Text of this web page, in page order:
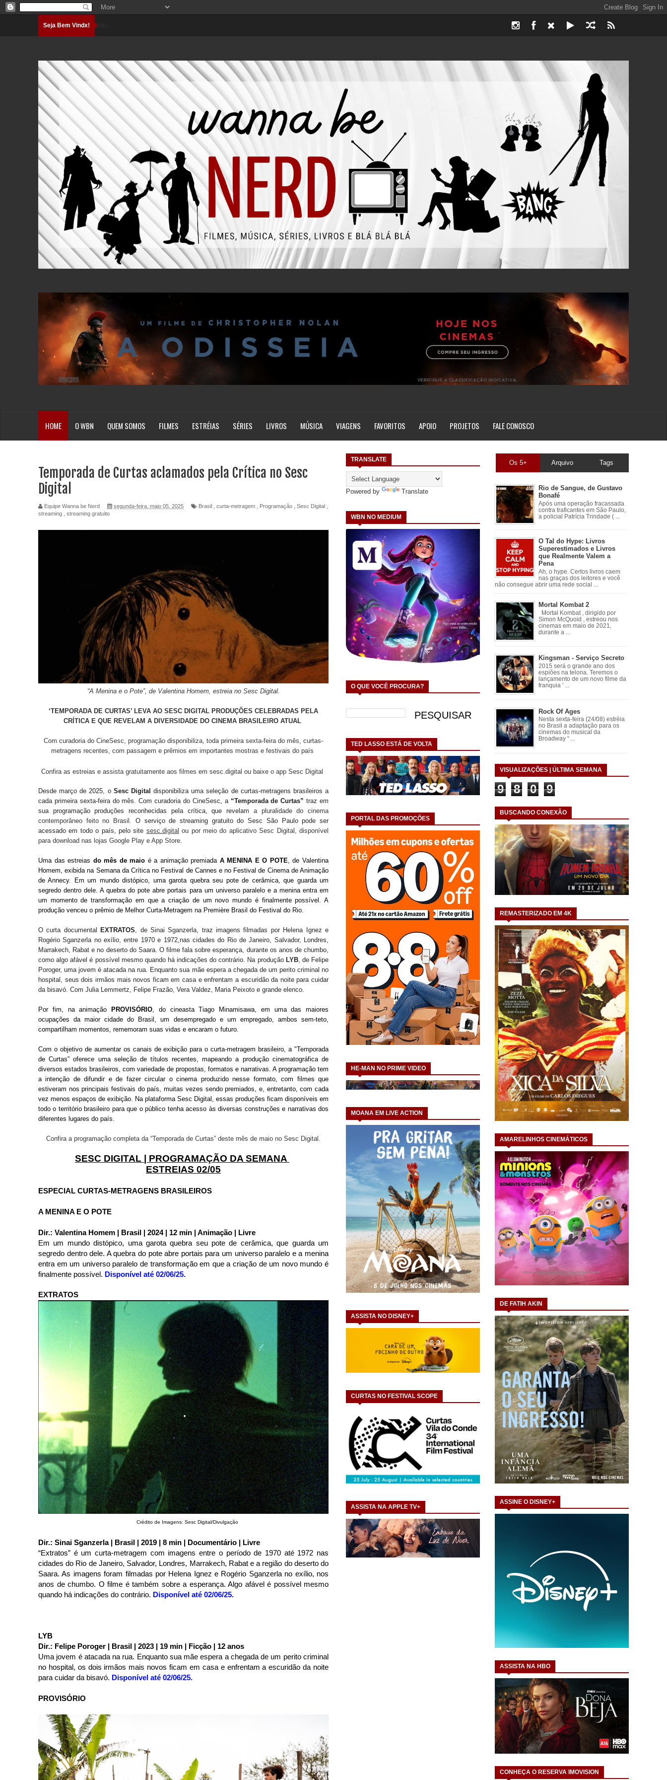
Seja Bem Vindx!Carregando...
HOME O WBN QUEM SOMOS FILMES ESTRÉIAS SÉRIES LIVROS MÚSICA VIAGENS FAVORITOS APOIO PROJETOS FALE CONOSCO
TRANSLATE
Powered by Translate
WBN NO MEDIUM
O QUE VOCÊ PROCURA?
TED LASSO ESTÁ DE VOLTA
PORTAL DAS PROMOÇÕES
HE-MAN NO PRIME VIDEO
MOANA EM LIVE ACTION
ASSISTA NO DISNEY+
CURTAS NO FESTIVAL SCOPE
ASSISTA NA APPLE TV+
Temporada de Curtas aclamados pela Crítica no Sesc
Digital
Equipe Wanna be Nerd segunda-feira, maio 05, 2025 Brasil , curta-metragem , Programação , Sesc Digital ,
streaming , streaming gratuito
“A Menina e o Pote”, de Valentina Homem, estreia no Sesc Digital.
‘TEMPORADA DE CURTAS’ LEVA AO SESC DIGITAL PRODUÇÕES CELEBRADAS PELA
CRÍTICA E QUE REVELAM A DIVERSIDADE DO CINEMA BRASILEIRO ATUAL
Com curadoria do CineSesc, programação disponibiliza, toda primeira sexta-feira do mês, curtas-
metragens recentes, com passagem e prêmios em importantes mostras e festivais do país
Confira as estreias e assista gratuitamente aos filmes em sesc.digital ou baixe o app Sesc Digital
Desde março de 2025, o Sesc Digitaldisponibiliza uma seleção de curtas-metragens brasileiros a
cada primeira sexta-feira do mês. Com curadoria do CineSesc, a “Temporada de Curtas” traz em
sua programação produções reconhecidas pela crítica, que revelam a pluralidade do cinema
contemporâneo feito no Brasil. O serviço de streaming gratuito do Sesc São Paulo pode ser
acessado em todo o país, pelo site sesc.digital ou por meio do aplicativo Sesc Digital, disponível
para download nas lojas Google Play e App Store.
Uma das estreias do mês de maio é a animação premiada A MENINA E O POTE, de Valentina
Homem, exibida na Semana da Crítica no Festival de Cannes e no Festival de Cinema de Animação
de Annecy. Em um mundo distópico, uma garota quebra seu pote de cerâmica, que guarda um
segredo dentro dele. A quebra do pote abre portais para um universo paralelo e a menina entra em
um momento de transformação em que a criação de um novo mundo é finalmente possível. A
produção venceu o prêmio de Melhor Curta-Metragem na Première Brasil do Festival do Rio.
O curta documental EXTRATOS, de Sinai Sganzerla, traz imagens filmadas por Helena Ignez e
Rogério Sganzerla no exílio, entre 1970 e 1972,nas cidades do Rio de Janeiro, Salvador, Londres,
Marrakech, Rabat e no deserto do Saara. O filme fala sobre esperança, durante os anos de chumbo,
como algo afável é possível mesmo quando há indicações do contrário. Na produção LYB, de Felipe
Poroger, uma jovem é atacada na rua. Enquanto sua mãe espera a chegada de um perito criminal no
hospital, seus dois irmãos mais novos ficam em casa e enfrentam a escuridão da noite para cuidar
da bisavó. Com Julia Lemmertz, Felipe Frazão, Vera Valdez, Maria Peixoto e grande elenco.
Por fim, na animação PROVISÓRIO, do cineasta Tiago Minamisawa, em uma das maiores
ocupações da maior cidade do Brasil, um desempregado e um empregado, ambos sem-teto,
compartilham momentos, rememoram suas vidas e encaram o futuro.
Com o objetivo de aumentar os canais de exibição para o curta-metragem brasileiro, a "Temporada
de Curtas” oferece uma seleção de títulos recentes, mapeando a produção cinematográfica de
diversos estados brasileiros, com variedade de propostas, formatos e narrativas. A programação tem
a intenção de difundir e de fazer circular o cinema produzido nesse formato, com filmes que
estiveram nos principais festivais do país, muitas vezes sendo premiados, e, entretanto, com cada
vez menos espaços de exibição. Na plataforma Sesc Digital, essas produções ficam disponíveis em
todo o território brasileiro para que o público tenha acesso às diversas construções e narrativas dos
diferentes lugares do país.
Confira a programação completa da “Temporada de Curtas” deste mês de maio no Sesc Digital.
SESC DIGITAL | PROGRAMAÇÃO DA SEMANA
ESTREIAS 02/05
ESPECIAL CURTAS-METRAGENS BRASILEIROS
A MENINA E O POTE
Dir.: Valentina Homem | Brasil | 2024 | 12 min | Animação | Livre
Em um mundo distópico, uma garota quebra seu pote de cerâmica, que guarda um
segredo dentro dele. A quebra do pote abre portais para um universo paralelo e a menina
entra em um universo paralelo de transformação em que a criação de um novo mundo é
finalmente possível. Disponível até 02/06/25.
EXTRATOS
Crédito de Imagens: Sesc Digital/Divulgação
Dir.: Sinai Sganzerla | Brasil | 2019 | 8 min | Documentário | Livre
“Extratos” é um curta-metragem com imagens entre o período de 1970 até 1972 nas
cidades do Rio de Janeiro, Salvador, Londres, Marrakech, Rabat e a região do deserto do
Saara. As imagens foram filmadas por Helena Ignez e Rogério Sganzerla no exílio, nos
anos de chumbo. O filme é também sobre a esperança. Algo afável é possível mesmo
quando há indicações do contrário. Disponível até 02/06/25.
LYB
Dir.: Felipe Poroger | Brasil | 2023 | 19 min | Ficção | 12 anos
Uma jovem é atacada na rua. Enquanto sua mãe espera a chegada de um perito criminal
no hospital, os dois irmãos mais novos ficam em casa e enfrentam a escuridão da noite
para cuidar da bisavó. Disponível até 02/06/25.
PROVISÓRIO
Os 5+ Arquivo Tags
Rio de Sangue, de Gustavo
Bonafé
Após uma operação fracassada
contra traficantes em São Paulo,
a policial Patrícia Trindade ( ...
O Tal do Hype: Livros
Superestimados e Livros
que Realmente Valem a
Pena
Ah, o hype. Certos livros caem
nas graças dos leitores e você
não consegue abrir uma rede social ...
Mortal Kombat 2
Mortal Kombat , dirigido por
Simon McQuoid , estreou nos
cinemas em maio de 2021,
durante a ...
Kingsman - Serviço Secreto
2015 será o grande ano dos
espiões na telona. Teremos o
lançamento de um novo filme da
franquia ' ...
Rock Of Ages
Nesta sexta-feira (24/08) estréia
no Brasil a adaptação para os
cinemas do musical da
Broadway “ ...
VISUALIZAÇÕES | ÚLTIMA SEMANA
9 8 0 9
BUSCANDO CONEXÃO
REMASTERIZADO EM 4K
AMARELINHOS CINEMÁTICOS
DE FATIH AKIN
ASSINE O DISNEY+
ASSISTA NA HBO
CONHEÇA O RESERVA IMOVISION